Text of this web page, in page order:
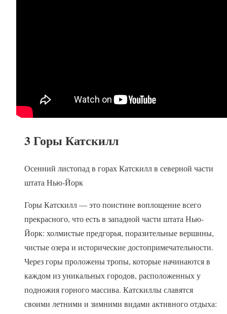
3 Горы Катскилл
Осенний листопад в горах Катскилл в северной части
штата Нью-Йорк
Горы Катскилл — это поистине воплощение всего
прекрасного, что есть в западной части штата Нью-
Йорк: холмистые предгорья, поразительные вершины,
чистые озера и исторические достопримечательности.
Через горы проложены тропы, которые начинаются в
каждом из уникальных городов, расположенных у
подножия горного массива. Катскиллы славятся
своими летними и зимними видами активного отдыха: